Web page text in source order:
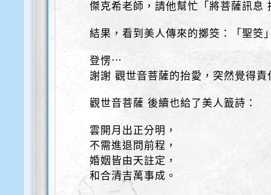
傑克希老師，請他幫忙「將菩薩訊息
結果，看到美人傳來的擲筊：「聖筊
登愣⋯
謝謝 觀世音菩薩的抬愛，突然覺得
觀世音菩薩 後續也給了美人籖詩：
雲開月出正分明，
不需進退問前程，
婚姻皆由天註定，
和合清吉萬事成。